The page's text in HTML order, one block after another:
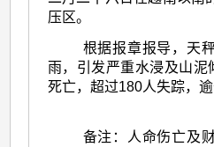
压区。
根据报章报导，天
雨，引发严重水浸及山泥
死亡，超过180人失踪，逾
备注：人命伤亡及